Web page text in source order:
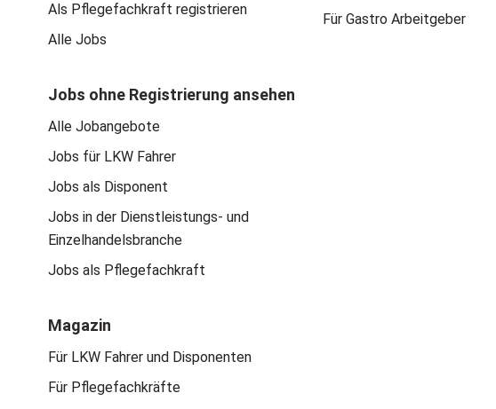
Als Pflegefachkraft registrieren
Alle Jobs
Jobs ohne Registrierung ansehen
Alle Jobangebote
Jobs für LKW Fahrer
Jobs als Disponent
Jobs in der Dienstleistungs- und
Einzelhandelsbranche
Jobs als Pflegefachkraft
Magazin
Für LKW Fahrer und Disponenten
Für Pflegefachkräfte
Für Gastro Arbeitgeber